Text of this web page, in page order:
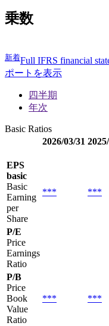
乗数
新着Full IFRS financial
ポートを表示
四半期
年次
Basic Ratios
2026/03/31
EPS
basic
Basic
Earning
per
Share
*** ***
P/E
Price
Earnings
Ratio
P/B
Price
Book
Value
Ratio
*** ***